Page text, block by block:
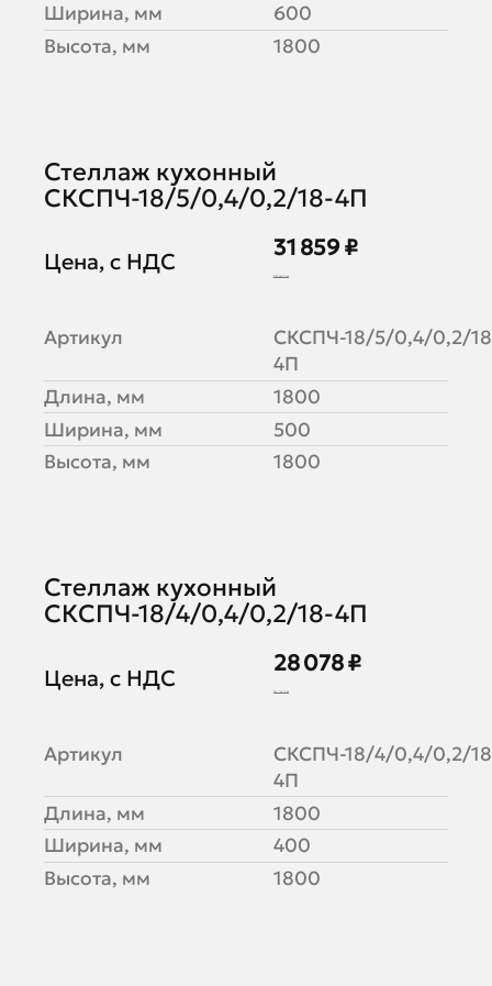
Ширина, мм
600
Высота, мм
1800
Стеллаж кухонный
СКСПЧ-18/5/0,4/0,2/18-4П
Цена, с НДС
31 859 ₽
38 852 ₽
Артикул
СКСПЧ-18/5/0,4/0,2/
4П
Длина, мм
1800
Ширина, мм
500
Высота, мм
1800
Стеллаж кухонный
СКСПЧ-18/4/0,4/0,2/18-4П
Цена, с НДС
28 078 ₽
34 242 ₽
Артикул
СКСПЧ-18/4/0,4/0,2/
4П
Длина, мм
1800
Ширина, мм
400
Высота, мм
1800